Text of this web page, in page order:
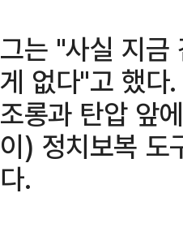
그는 "사실 지금
게 없다"고 했다
조롱과 탄압 앞
이) 정치보복 도
다.